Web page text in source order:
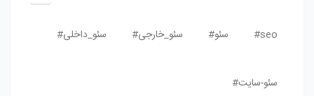
seo# سئو# سئو_خارجی# سئو_داخلی#
سئو-سایت#